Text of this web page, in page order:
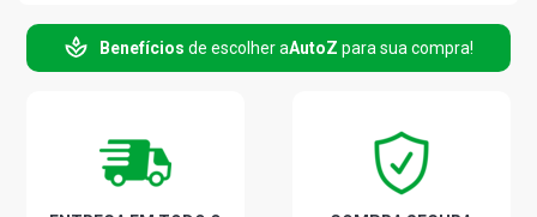
Benefícios de escolher aAutoZ para sua compra!